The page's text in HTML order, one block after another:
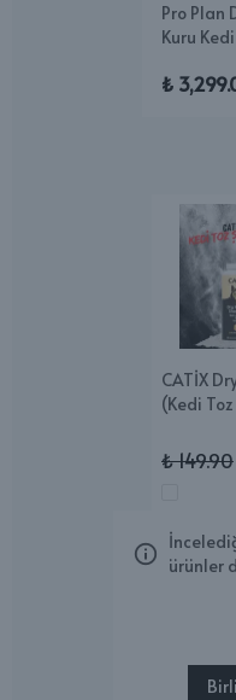
Pro Plan
Kuru
₺
CATİX
(Kedi
₺ 149.90
ürünler